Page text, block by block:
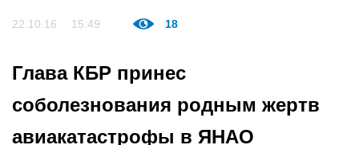
22.10.16 15:49 18
Глава КБР принес
соболезнования родным жертв
авиакатастрофы в ЯНАО